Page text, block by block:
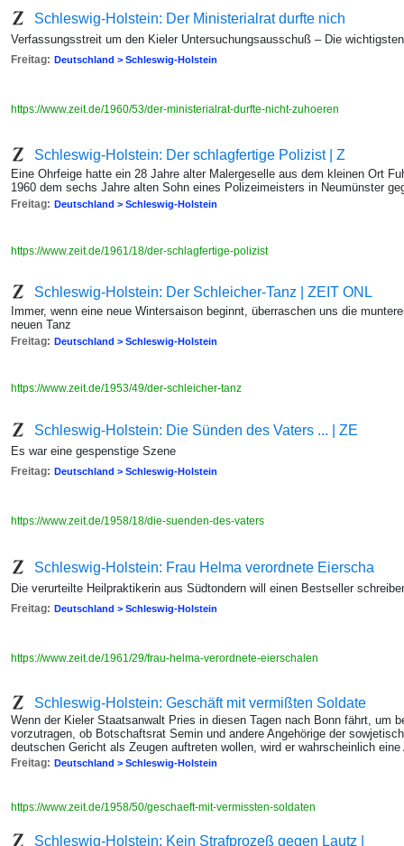
Schleswig-Holstein: Der Ministerialrat durfte nich
Verfassungsstreit um den Kieler Untersuchungsausschuß – Die
Freitag: Deutschland > Schleswig-Holstein
https://www.zeit.de/1960/53/der-ministerialrat-durfte-nicht-zuhoeren
Schleswig-Holstein: Der schlagfertige Polizist | Z
Eine Ohrfeige hatte ein 28 Jahre alter Malergeselle aus dem kleinen Ort
1960 dem sechs Jahre alten Sohn eines Polizeimeisters in Neumünster
Freitag: Deutschland > Schleswig-Holstein
https://www.zeit.de/1961/18/der-schlagfertige-polizist
Schleswig-Holstein: Der Schleicher-Tanz | ZEIT ONL
Immer, wenn eine neue Wintersaison beginnt, überraschen uns die
neuen Tanz
Freitag: Deutschland > Schleswig-Holstein
https://www.zeit.de/1953/49/der-schleicher-tanz
Schleswig-Holstein: Die Sünden des Vaters ... | ZE
Es war eine gespenstige Szene
Freitag: Deutschland > Schleswig-Holstein
https://www.zeit.de/1958/18/die-suenden-des-vaters
Schleswig-Holstein: Frau Helma verordnete Eierscha
Die verurteilte Heilpraktikerin aus Südtondern will einen Bestseller
Freitag: Deutschland > Schleswig-Holstein
https://www.zeit.de/1961/29/frau-helma-verordnete-eierschalen
Schleswig-Holstein: Geschäft mit vermißten Soldate
Wenn der Kieler Staatsanwalt Pries in diesen Tagen nach Bonn fährt, um
vorzutragen, ob Botschaftsrat Semin und andere Angehörige der
deutschen Gericht als Zeugen auftreten wollen, wird er wahrscheinlich eine
Freitag: Deutschland > Schleswig-Holstein
https://www.zeit.de/1958/50/geschaeft-mit-vermissten-soldaten
Schleswig-Holstein: Kein Strafprozeß gegen Lautz |